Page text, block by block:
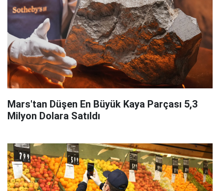
Mars'tan Düşen En Büyük Kaya Parçası 5,3
Milyon Dolara Satıldı